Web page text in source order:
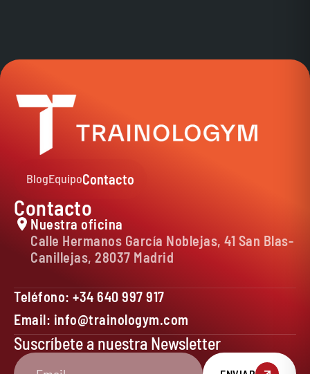
Contacto
Nuestra oficina
Calle Hermanos García Noblejas, 41 San Blas-
Canillejas, 28037 Madrid
Teléfono: +34 640 997 917
Email: info@trainologym.com
BlogEquipoContacto
Suscríbete a nuestra Newsletter